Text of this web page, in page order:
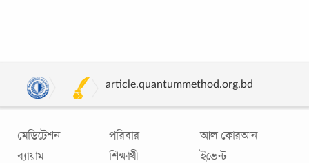
article.quantummethod.org.bd
মেডিটেশন
ব্যায়াম
পরিবার
শিক্ষার্থী
আল কোরআন
ইভেন্ট